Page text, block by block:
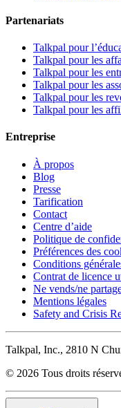
Partenariats
Talkpal pour
Talkpal pour les
Talkpal pour les
Talkpal pour les
Talkpal pour les
Talkpal pour les
Entreprise
À propos
Blog
Presse
Tarification
Contact
Centre d’aide
Politique de
Préférences des
Conditions
Contrat de licence
Ne vends/ne
Mentions légales
Safety and Crisis
Talkpal, Inc., 2810 N
© 2026 Tous droits